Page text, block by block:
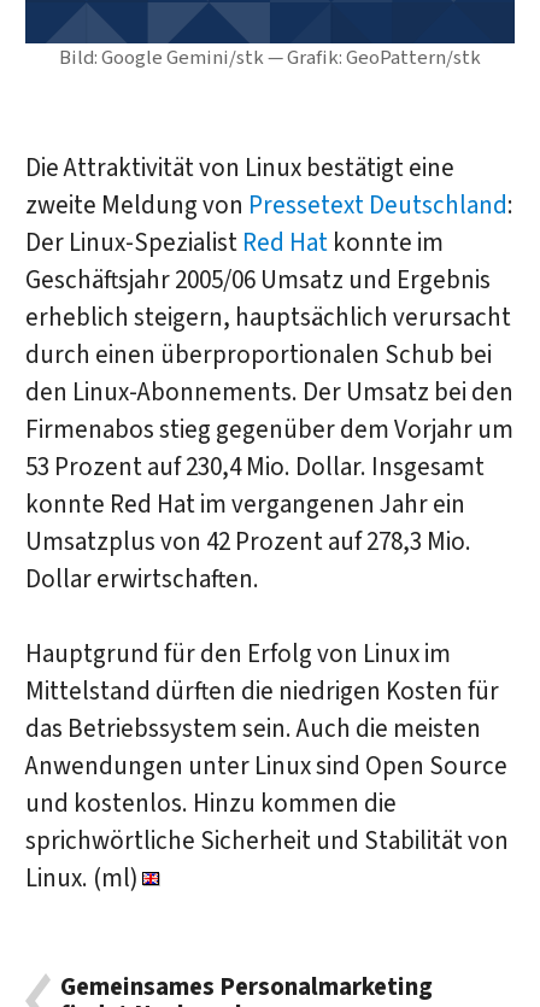
Bild: Google Gemini/stk — Grafik: GeoPattern/stk
Die Attraktivität von Linux bestätigt eine
zweite Meldung von Pressetext Deutschland:
Der Linux-Spezialist Red Hatkonnte im
Geschäftsjahr 2005/06 Umsatz und Ergebnis
erheblich steigern, hauptsächlich verursacht
durch einen überproportionalen Schub bei
den Linux-Abonnements. Der Umsatz bei den
Firmenabos stieg gegenüber dem Vorjahr um
53 Prozent auf 230,4 Mio. Dollar. Insgesamt
konnte Red Hat im vergangenen Jahr ein
Umsatzplus von 42 Prozent auf 278,3 Mio.
Dollar erwirtschaften.
Hauptgrund für den Erfolg von Linux im
Mittelstand dürften die niedrigen Kosten für
das Betriebssystem sein. Auch die meisten
Anwendungen unter Linux sind Open Source
und kostenlos. Hinzu kommen die
sprichwörtliche Sicherheit und Stabilität von
Linux. (ml)
Gemeinsames Personalmarketing